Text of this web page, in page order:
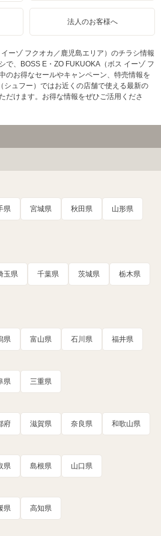
法人のお客様へ
ーゾ フクオカ／鹿児島エリア）のチラシ情報
で、BOSS E・ZO FUKUOKA（ボス イーゾ フ
のお得なセールやキャンペーン、特売情報を
シュフー）ではお近くの店舗で使える最新の
だけます。お得な情報をぜひご活用くださ
県 宮城県 秋田県 山形県
玉県 千葉県 茨城県 栃木県
県 富山県 石川県 福井県
県 三重県
府 滋賀県 奈良県 和歌山県
県 島根県 山口県
県 高知県